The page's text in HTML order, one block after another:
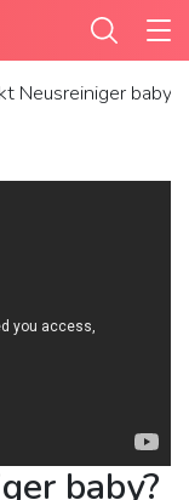
Neusreiniger baby?
baby?